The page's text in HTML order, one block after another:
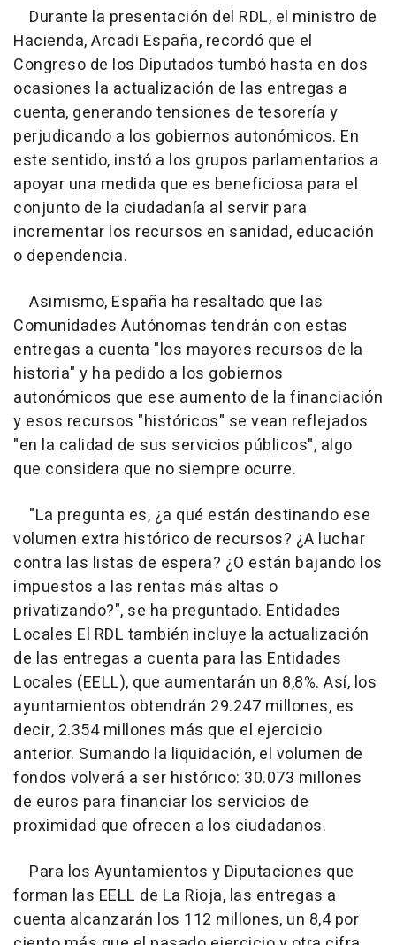
Durante la presentación del RDL, el ministro de
Hacienda, Arcadi España, recordó que el
Congreso de los Diputados tumbó hasta en dos
ocasiones la actualización de las entregas a
cuenta, generando tensiones de tesorería y
perjudicando a los gobiernos autonómicos. En
este sentido, instó a los grupos parlamentarios a
apoyar una medida que es beneficiosa para el
conjunto de la ciudadanía al servir para
incrementar los recursos en sanidad, educación
o dependencia.
Asimismo, España ha resaltado que las
Comunidades Autónomas tendrán con estas
entregas a cuenta "los mayores recursos de la
historia" y ha pedido a los gobiernos
autonómicos que ese aumento de la financiación
y esos recursos "históricos" se vean reflejados
"en la calidad de sus servicios públicos", algo
que considera que no siempre ocurre.
"La pregunta es, ¿a qué están destinando ese
volumen extra histórico de recursos? ¿A luchar
contra las listas de espera? ¿O están bajando los
impuestos a las rentas más altas o
privatizando?", se ha preguntado. Entidades
Locales El RDL también incluye la actualización
de las entregas a cuenta para las Entidades
Locales (EELL), que aumentarán un 8,8%. Así, los
ayuntamientos obtendrán 29.247 millones, es
decir, 2.354 millones más que el ejercicio
anterior. Sumando la liquidación, el volumen de
fondos volverá a ser histórico: 30.073 millones
de euros para financiar los servicios de
proximidad que ofrecen a los ciudadanos.
Para los Ayuntamientos y Diputaciones que
forman las EELL de La Rioja, las entregas a
cuenta alcanzarán los 112 millones, un 8,4 por